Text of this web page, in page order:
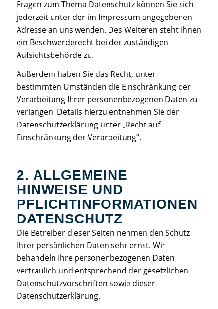
Fragen zum Thema Datenschutz können Sie sich
jederzeit unter der im Impressum angegebenen
Adresse an uns wenden. Des Weiteren steht Ihnen
ein Beschwerderecht bei der zuständigen
Aufsichtsbehörde zu.
Außerdem haben Sie das Recht, unter
bestimmten Umständen die Einschränkung der
Verarbeitung Ihrer personenbezogenen Daten zu
verlangen. Details hierzu entnehmen Sie der
Datenschutzerklärung unter „Recht auf
Einschränkung der Verarbeitung“.
2. ALLGEMEINE
HINWEISE UND
PFLICHTINFORMATIONEN
DATENSCHUTZ
Die Betreiber dieser Seiten nehmen den Schutz
Ihrer persönlichen Daten sehr ernst. Wir
behandeln Ihre personenbezogenen Daten
vertraulich und entsprechend der gesetzlichen
Datenschutzvorschriften sowie dieser
Datenschutzerklärung.